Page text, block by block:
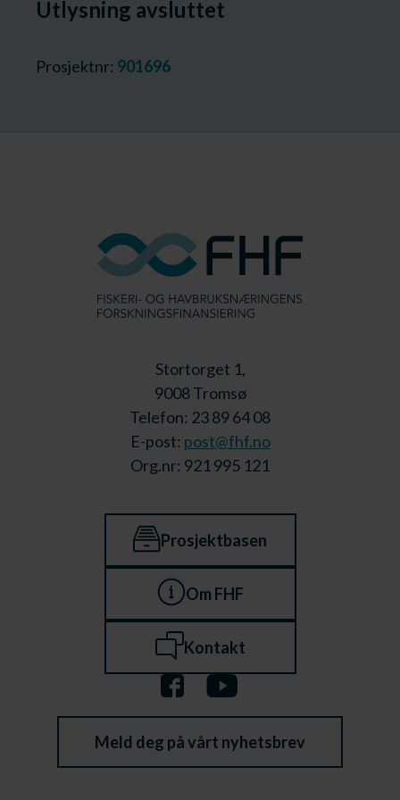
Utlysning avsluttet
Prosjektnr: 901696
Stortorget 1,
9008 Tromsø
Telefon: 23 89 64 08
E-post: post@fhf.no
Org.nr: 921 995 121
Prosjektbasen
Om FHF
Kontakt
Meld deg på vårt nyhetsbrev